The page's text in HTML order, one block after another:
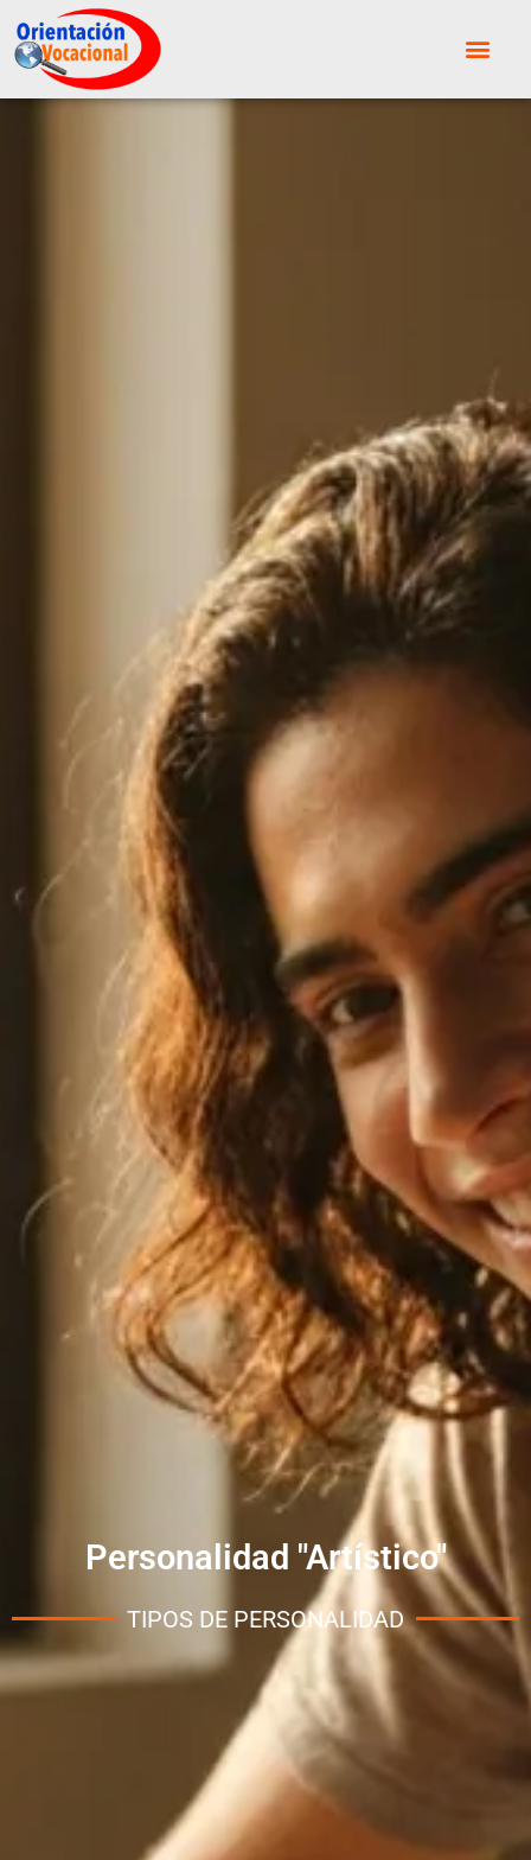
Personalidad "Artístico"
TIPOS DE PERSONALIDAD